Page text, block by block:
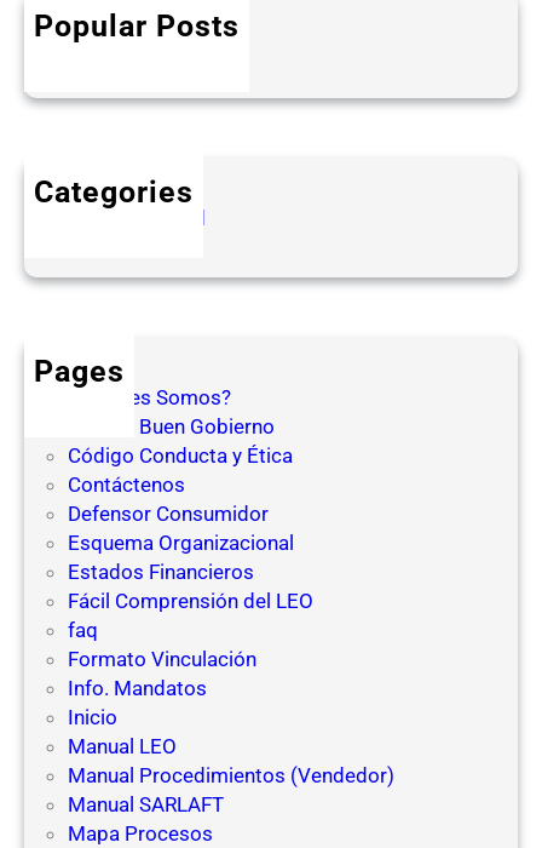
h
Popular Posts
Hello world!
Categories
Uncategorized
Pages
¿Quienes Somos?
Código Buen Gobierno
Código Conducta y Ética
Contáctenos
Defensor Consumidor
Esquema Organizacional
Estados Financieros
Fácil Comprensión del LEO
faq
Formato Vinculación
Info. Mandatos
Inicio
Manual LEO
Manual Procedimientos (Vendedor)
Manual SARLAFT
Mapa Procesos